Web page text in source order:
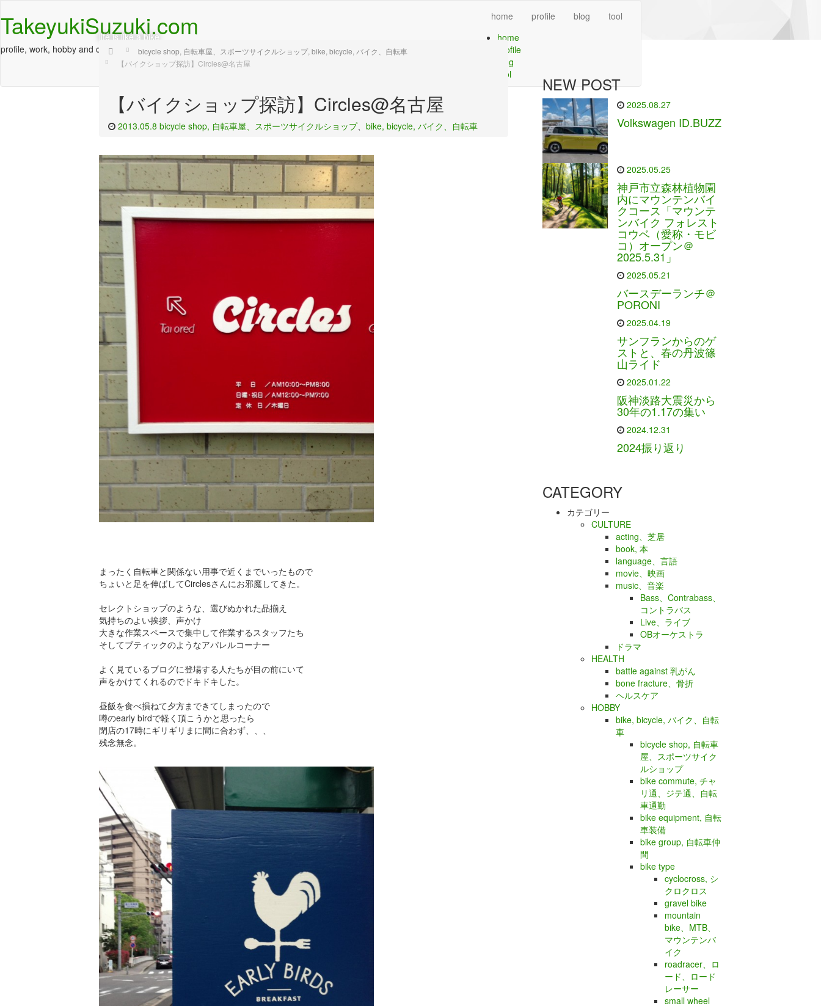
TakeyukiSuzuki.com
profile, work, hobby and culture
home profile blog
tool
home
profile
blog
tool
life is like a bike
Home bicycle shop, 自転車屋、スポーツサイクルショップ, bike, bicycle, バイク、自転車
【バイクショップ探訪】Circles@名古屋
【バイクショップ探訪】Circles@名古屋
2013.05.8 bicycle shop, 自転車屋、スポーツサイクルショップ、 bike, bicycle, バイク、自転車
まったく自転車と関係ない用事で近くまでいったもので
ちょいと足を伸ばしてCirclesさんにお邪魔してきた。
セレクトショップのような、選びぬかれた品揃え
気持ちのよい挨拶、声かけ
大きな作業スペースで集中して作業するスタッフたち
そしてブティックのようなアパレルコーナー
よく見ているブログに登場する人たちが目の前にいて
声をかけてくれるのでドキドキした。
昼飯を食べ損ねて夕方まできてしまったので
噂のearly birdで軽く頂こうかと思ったら
閉店の17時にギリギリまに間に合わず、、、
残念無念。
NEW POST
2025.08.27
Volkswagen ID.BUZZ
2025.05.25
神戸市立森林植物園
内にマウンテンバイ
クコース「マウンテ
ンバイク フォレスト
コウベ（愛称・モビ
コ）オープン＠
2025.5.31」
2025.05.21
バースデーランチ＠
PORONI
2025.04.19
サンフランからのゲ
ストと、春の丹波篠
山ライド
2025.01.22
阪神淡路大震災から
30年の1.17の集い
2024.12.31
2024振り返り
CATEGORY
カテゴリー
CULTURE
acting、芝居
book, 本
language、言語
movie、映画
music、音楽
Bass、Contrabass、
コントラバス
Live、ライブ
OBオーケストラ
ドラマ
HEALTH
battle against 乳がん
bone fracture、骨折
ヘルスケア
HOBBY
bike, bicycle, バイク、自転
車
bicycle shop, 自転車
屋、スポーツサイク
ルショップ
bike commute, チャ
リ通、ジテ通、自転
車通勤
bike equipment, 自転
車装備
bike group, 自転車仲
間
bike type
cyclocross, シ
クロクロス
gravel bike
mountain
bike、MTB、
マウンテンバ
イク
roadracer、ロ
ード、ロード
レーサー
small wheel